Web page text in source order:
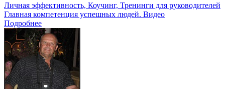
Личная эффективность, Коучинг, Тренинги для руководителей
Главная компетенция успешных людей. Видео
Подробнее